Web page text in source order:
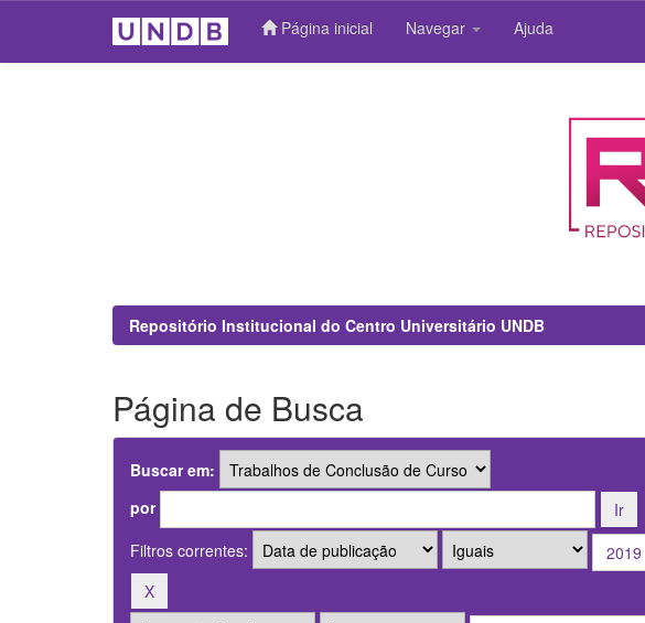
Página inicial Navegar Ajuda
Repositório Institucional do Centro Universitário UNDB
Página de Busca
Buscar em:
por
Filtros correntes: